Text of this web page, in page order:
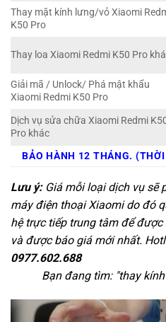
Thay mặt kính lưng/vỏ Xiaomi
K50 Pro
Thay loa Xiaomi Redmi K50 Pro
Giải mã / Unlock/ Phá mật khẩu
Xiaomi Redmi K50 Pro
Dịch vụ sửa chữa Xiaomi Redmi
Pro khác
BẢO HÀNH 12 THÁNG.
Lưu ý:Giá mỗi loại dịch vụ sẽ
máy điện thoại Xiaomi do đó
hệ trực tiếp trung tâm để
và được báo giá mới nhất.
0977.602.688
Bạn đang tìm: "thay